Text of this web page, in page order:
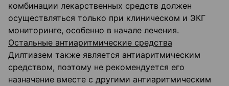
комбинации лекарственных средств должен
осуществляться только при клиническом и ЭКГ
мониторинге, особенно в начале лечения.
Остальные антиаритмические средства
Дилтиазем также является антиаритмическим
средством, поэтому не рекомендуется его
назначение вместе с другими антиаритмическим